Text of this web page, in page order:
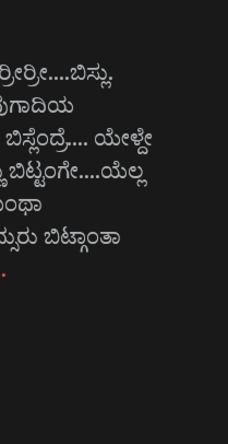
ಯೇಳ್ದೇ
ಬಿಟ್ಟಂಗೇ....ಯೆಲ್ಲ
ಬಿಟ್ಗಾಂತಾ